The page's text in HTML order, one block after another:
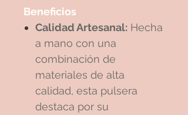
Beneficios
Calidad Artesanal: Hecha
a mano con una
combinación de
materiales de alta
calidad, esta pulsera
destaca por su